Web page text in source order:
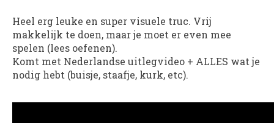
Heel erg leuke en super visuele truc. Vrij
makkelijk te doen, maar je moet er even mee
spelen (lees oefenen).
Komt met Nederlandse uitlegvideo + ALLES wat je
nodig hebt (buisje, staafje, kurk, etc).